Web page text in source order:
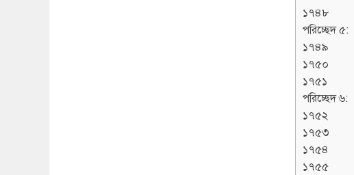
১৭৪৮
পরিচ্ছেদ ৫:
১৭৪৯
১৭৫০
১৭৫১
পরিচ্ছেদ ৬:
১৭৫২
১৭৫৩
১৭৫৪
১৭৫৫